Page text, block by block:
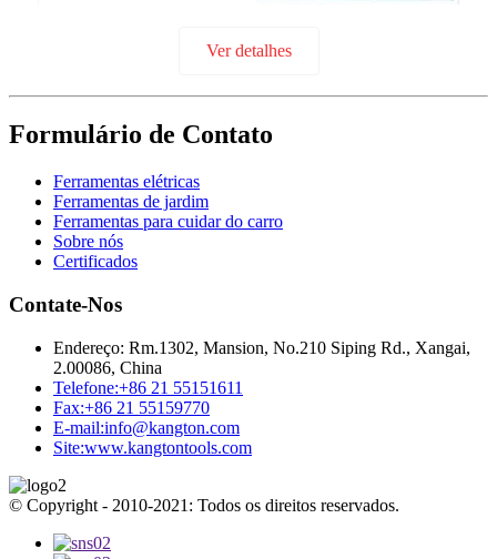
Ver detalhes
Formulário de Contato
Ferramentas elétricas
Ferramentas de jardim
Ferramentas para cuidar do carro
Sobre nós
Certificados
Contate-Nos
Endereço: Rm.1302, Mansion, No.210 Siping Rd., Xangai,
2.00086, China
Telefone:+86 21 55151611
Fax:+86 21 55159770
E-mail:info@kangton.com
Site:www.kangtontools.com
© Copyright - 2010-2021: Todos os direitos reservados.